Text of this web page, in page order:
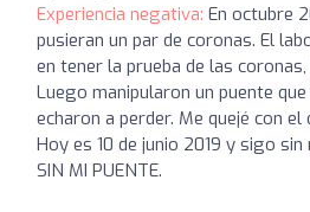
Experiencia negativa: En octubre
pusieran un par de coronas. El
en tener la prueba de las
Luego manipularon un puente
echaron a perder. Me quejé con
Hoy es 10 de junio 2019 y sigo
SIN MI PUENTE.